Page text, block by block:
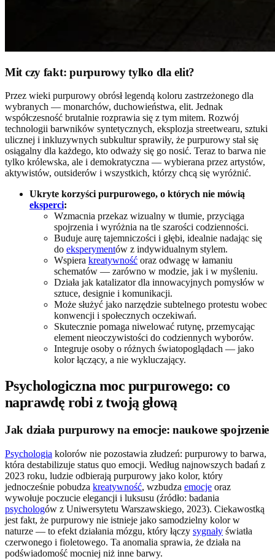
Mit czy fakt: purpurowy tylko dla elit?
Przez wieki purpurowy obrósł legendą koloru zastrzeżonego dla
wybranych — monarchów, duchowieństwa, elit. Jednak
współczesność brutalnie rozprawia się z tym mitem. Rozwój
technologii barwników syntetycznych, eksplozja streetwearu, sztuki
ulicznej i inkluzywnych subkultur sprawiły, że purpurowy stał się
osiągalny dla każdego, kto odważy się go nosić. Teraz to barwa nie
tylko królewska, ale i demokratyczna — wybierana przez artystów,
aktywistów, outsiderów i wszystkich, którzy chcą się wyróżnić.
Ukryte korzyści purpurowego, o których nie mówią
eksperci:
Wzmacnia przekaz wizualny w tłumie, przyciąga
spojrzenia i wyróżnia na tle szarości codzienności.
Buduje aurę tajemniczości i głębi, idealnie nadając się
do eksperymentów z indywidualnym stylem.
Wspiera kreatywność oraz odwagę w łamaniu
schematów — zarówno w modzie, jak i w myśleniu.
Działa jak katalizator dla innowacyjnych pomysłów w
sztuce, designie i komunikacji.
Może służyć jako narzędzie subtelnego protestu wobec
konwencji i społecznych oczekiwań.
Skutecznie pomaga niwelować rutynę, przemycając
element nieoczywistości do codziennych wyborów.
Integruje osoby o różnych światopoglądach — jako
kolor łączący, a nie wykluczający.
Psychologiczna moc purpurowego: co
naprawdę robi z twoją głową
Jak działa purpurowy na emocje: naukowe spojrzenie
Psychologia kolorów nie pozostawia złudzeń: purpurowy to barwa,
która destabilizuje status quo emocji. Według najnowszych badań z
2023 roku, ludzie odbierają purpurowy jako kolor, który
jednocześnie pobudza kreatywność, wzbudza emocje oraz
wywołuje poczucie elegancji i luksusu (źródło: badania
psychologów z Uniwersytetu Warszawskiego, 2023). Ciekawostką
jest fakt, że purpurowy nie istnieje jako samodzielny kolor w
naturze — to efekt działania mózgu, który łączy sygnały światła
czerwonego i fioletowego. Ta anomalia sprawia, że działa na
podświadomość mocniej niż inne barwy.